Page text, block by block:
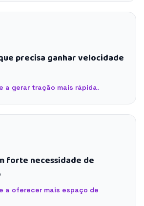
precisa ganhar velocidade
a gerar tração mais rápida.
forte necessidade de
a oferecer mais espaço de